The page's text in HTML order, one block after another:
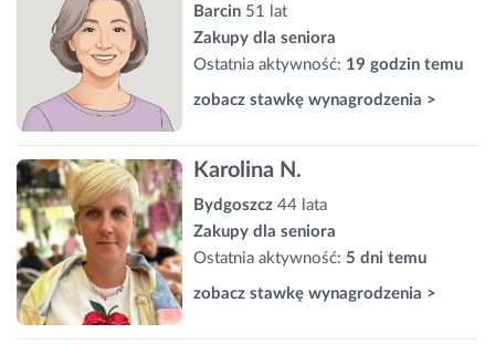
Barcin 51 lat
Zakupy dla seniora
Ostatnia aktywność: 19 godzin temu
zobacz stawkę wynagrodzenia >
Karolina N.
Bydgoszcz 44 lata
Zakupy dla seniora
Ostatnia aktywność: 5 dni temu
zobacz stawkę wynagrodzenia >